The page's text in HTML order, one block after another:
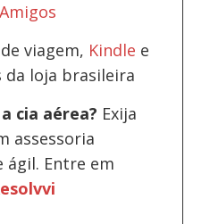
viagem, Kindle e
loja brasileira
cia aérea? Exija
assessoria
ágil. Entre em